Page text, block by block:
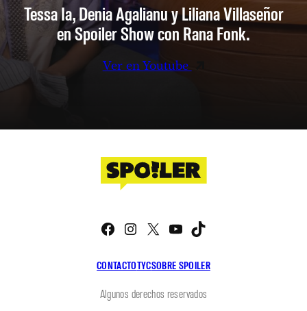
Tessa Ia, Denia Agalianu y Liliana Villaseñor
en Spoiler Show con Rana Fonk.
Ver en Youtube
CONTACTOTYCSOBRE SPOILER
Facebook
Instagram
X YouTube
Algunos derechos reservados